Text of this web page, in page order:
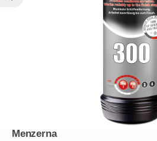
Menzerna